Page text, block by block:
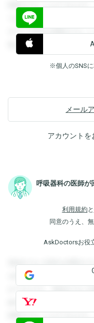
閲覧することができます
できます。登録すると回
すると回答を閲覧するこ
覧することができます。
※個人のSNS
メール
アカウントを
呼吸器科の医師が
利用規約 と
同意のうえ、
AskDoctorsお役
登録すると回答を閲覧す
を閲覧することができま
ができます。登録すると
録すると回答を閲覧する
閲覧することができます